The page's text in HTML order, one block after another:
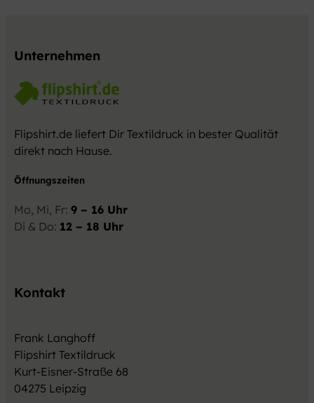
Unternehmen
Flipshirt.de liefert Dir Textildruck in bester Qualität
direkt nach Hause.
Öffnungszeiten
Mo, Mi, Fr: 9 – 16 Uhr
Di & Do: 12 – 18 Uhr
Kontakt
Frank Langhoff
Flipshirt Textildruck
Kurt-Eisner-Straße 68
04275 Leipzig